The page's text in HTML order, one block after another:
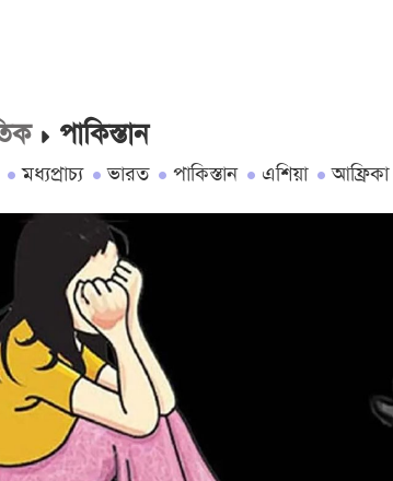
পাকিস্তান
মধ্যপ্রাচ্য ভারত পাকিস্তান এশিয়া আফ্রিকা